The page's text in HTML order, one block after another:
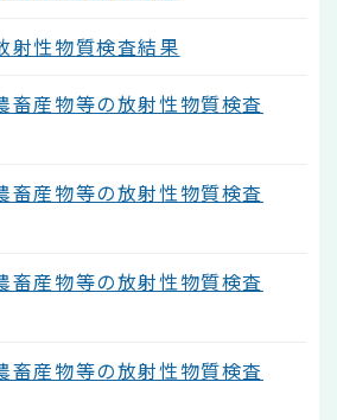
射性物質検査結果
畜産物等の放射性物質検査
畜産物等の放射性物質検査
畜産物等の放射性物質検査
畜産物等の放射性物質検査